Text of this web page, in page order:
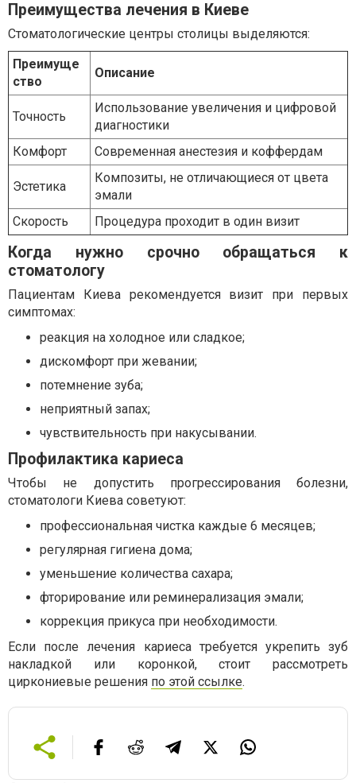
Преимущества лечения в Киеве
Стоматологические центры столицы выделяются:
Преимуще
ство
Описание
Точность
Использование увеличения и цифровой
диагностики
Комфорт
Современная анестезия и коффердам
Эстетика
Композиты, не отличающиеся от цвета
эмали
Скорость
Процедура проходит в один визит
Когда нужно срочно обращаться к
стоматологу
Пациентам Киева рекомендуется визит при первых
симптомах:
реакция на холодное или сладкое;
дискомфорт при жевании;
потемнение зуба;
неприятный запах;
чувствительность при накусывании.
Профилактика кариеса
Чтобы не допустить прогрессирования болезни,
стоматологи Киева советуют:
профессиональная чистка каждые 6 месяцев;
регулярная гигиена дома;
уменьшение количества сахара;
фторирование или реминерализация эмали;
коррекция прикуса при необходимости.
Если после лечения кариеса требуется укрепить зуб
накладкой или коронкой, стоит рассмотреть
циркониевые решения по этой ссылке.